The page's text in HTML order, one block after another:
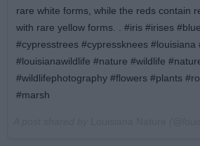
rare white forms, while the reds contain
with rare yellow forms. . #iris #irises
#cypresstrees #cypressknees #louisiana
#louisianawildlife #nature #wildlife
#wildlifephotography #flowers #plants
#marsh